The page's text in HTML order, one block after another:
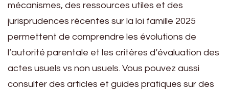
mécanismes, des ressources utiles et des
jurisprudences récentes sur la loi famille 2025
permettent de comprendre les évolutions de
l’autorité parentale et les critères d’évaluation des
actes usuels vs non usuels. Vous pouvez aussi
consulter des articles et guides pratiques sur des